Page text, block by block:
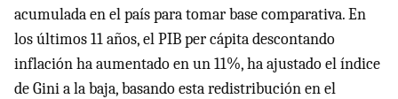
acumulada en el país para tomar base comparativa. En
los últimos 11 años, el PIB per cápita descontando
inflación ha aumentado en un 11%, ha ajustado el índice
de Gini a la baja, basando esta redistribución en el